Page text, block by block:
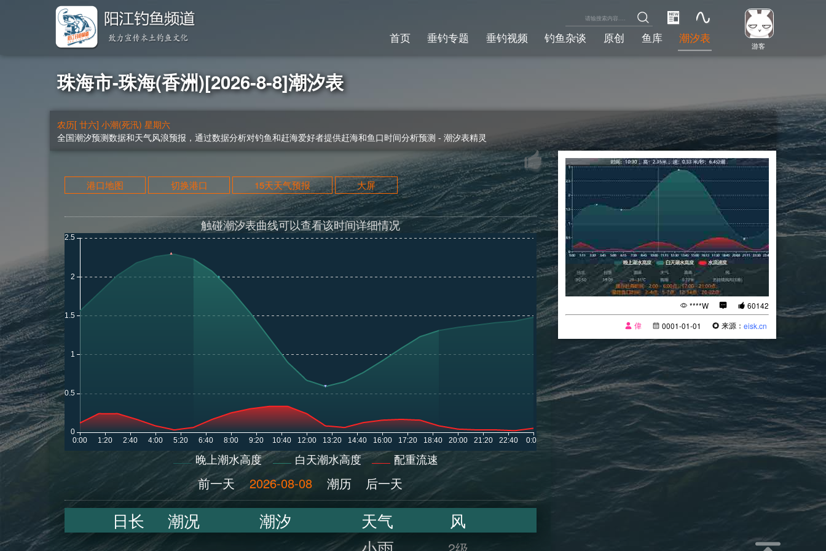
游客
首页 垂钓专题 垂钓视频 钓鱼杂谈 原创 鱼库 潮汐表
珠海市-珠海(香洲)[2026-8-8]潮汐表
农历[ 廿六] 小潮(死汛) 星期六
全国潮汐预测数据和天气风浪预报，通过数据分析对钓鱼和赶海爱好者提供赶海和鱼口时间分析预测 - 潮汐表精灵
港口地图 切换港口 15天天气预报 大屏
触碰潮汐表曲线可以查看该时间详细情况
晚上潮水高度 白天潮水高度 配重流速
前一天 2026-08-08 潮历 后一天
日长 潮况 潮汐 天气 风
****W
60142
偉
0001-01-01 来源：eisk.cn